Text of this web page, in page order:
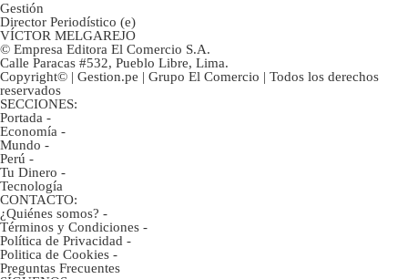
Gestión
Director Periodístico (e)
VÍCTOR MELGAREJO
© Empresa Editora El Comercio S.A.
Calle Paracas #532, Pueblo Libre, Lima.
Copyright© | Gestion.pe | Grupo El Comercio | Todos los derechos
reservados
SECCIONES:
Portada -
Economía -
Mundo -
Perú -
Tu Dinero -
Tecnología
CONTACTO:
¿Quiénes somos? -
Términos y Condiciones -
Política de Privacidad -
Politica de Cookies -
Preguntas Frecuentes